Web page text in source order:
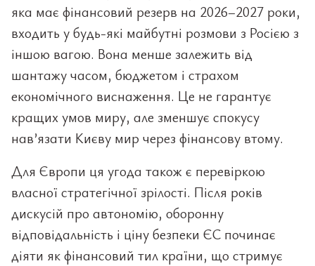
яка має фінансовий резерв на 2026–2027 роки,
входить у будь-які майбутні розмови з Росією з
іншою вагою. Вона менше залежить від
шантажу часом, бюджетом і страхом
економічного виснаження. Це не гарантує
кращих умов миру, але зменшує спокусу
нав’язати Києву мир через фінансову втому.
Для Європи ця угода також є перевіркою
власної стратегічної зрілості. Після років
дискусій про автономію, оборонну
відповідальність і ціну безпеки ЄС починає
діяти як фінансовий тил країни, що стримує